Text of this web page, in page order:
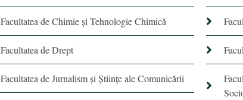
Facultatea de Chimie şi Tehnologie Chimică
Facultatea de Drept
Facultatea de Jurnalism şi Ştiinţe ale Comunicării